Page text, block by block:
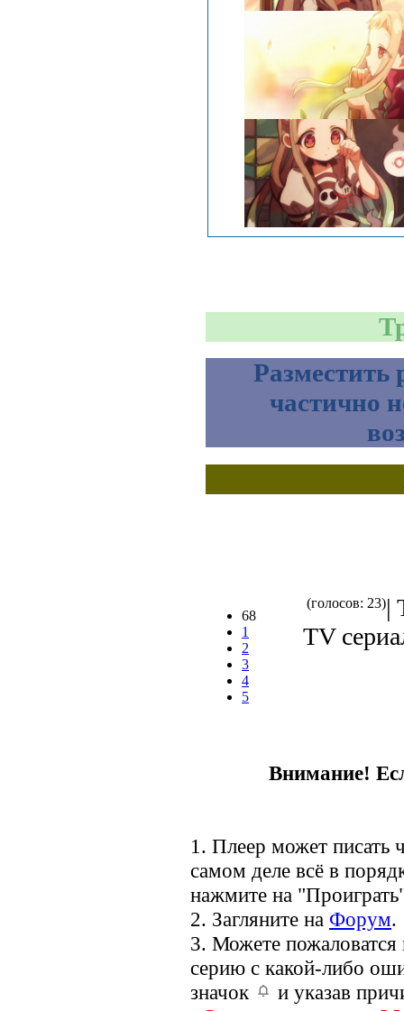
Разместить
частично
68
1
2
3
4
5
(голосов: 23)|
TV
Внимание!
1. Плеер может писать
самом деле всё в
нажмите на
2. Загляните на Форум.
3. Можете
серию с какой-либо
значок
и указав